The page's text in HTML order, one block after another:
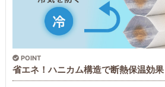
POINT
省エネ！ハニカム構造で断熱保温効果